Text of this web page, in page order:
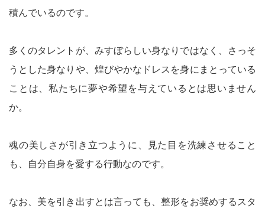
積んでいるのです。
多くのタレントが、みすぼらしい身なりではなく、さっそ
うとした身なりや、煌びやかなドレスを身にまとっている
ことは、私たちに夢や希望を与えているとは思いません
か。
魂の美しさが引き立つように、見た目を洗練させること
も、自分自身を愛する行動なのです。
なお、美を引き出すとは言っても、整形をお奨めするスタ